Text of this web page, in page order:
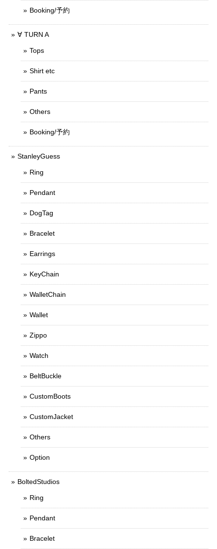
Booking/予約
∀ TURN A
Tops
Shirt etc
Pants
Others
Booking/予約
StanleyGuess
Ring
Pendant
DogTag
Bracelet
Earrings
KeyChain
WalletChain
Wallet
Zippo
Watch
BeltBuckle
CustomBoots
CustomJacket
Others
Option
BoltedStudios
Ring
Pendant
Bracelet